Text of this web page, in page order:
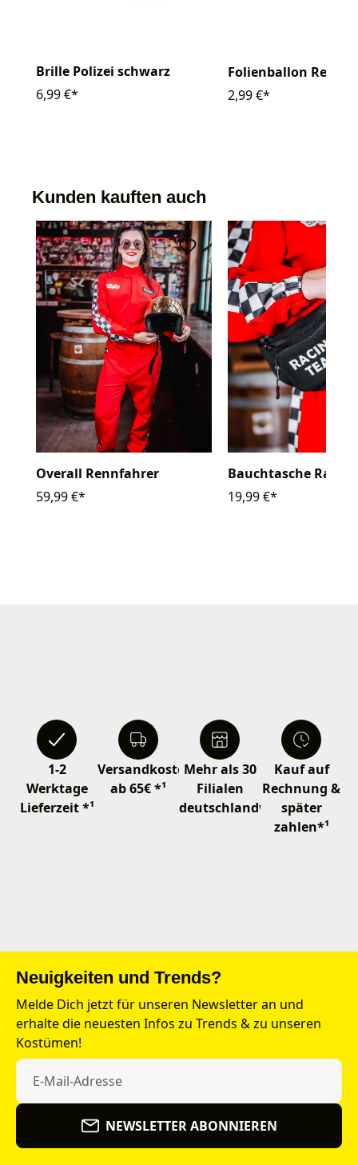
Brille Polizei schwarz
6,99 €*
Folienballon
2,99 €*
Kunden kauften auch
Overall Rennfahrer
59,99 €*
Bauchtasche Racing
19,99 €*
1-2
Werktage
Lieferzeit *¹
Versandkostenfrei
ab 65€ *¹
Mehr als 30
Filialen
deutschlandweit
Kauf auf
Rechnung &
später
zahlen*¹
Neuigkeiten und Trends?
Melde Dich jetzt für unseren Newsletter an und
erhalte die neuesten Infos zu Trends & zu unseren
Kostümen!
NEWSLETTER ABONNIEREN